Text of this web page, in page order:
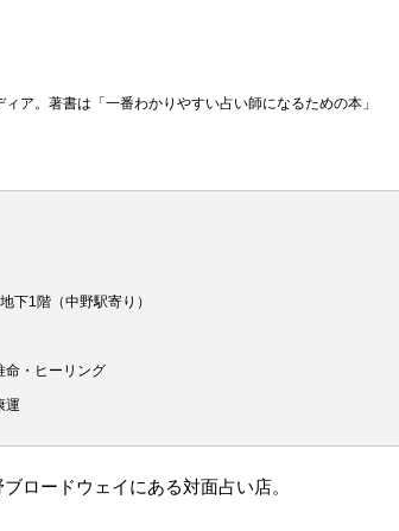
ア。著書は「一番わかりやすい占い師になるための本」
下1階（中野駅寄り）
・ヒーリング
運
ロードウェイにある対面占い店。